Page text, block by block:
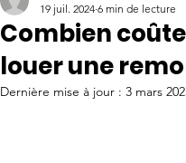
Combien
louer une
19 juil. 2024 6 min de lecture
Dernière mise à jour : 3 mars